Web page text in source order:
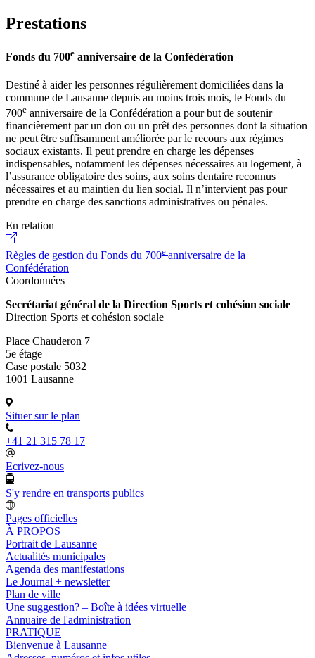
Prestations
Fonds du 700e anniversaire de la Confédération
Destiné à aider les personnes régulièrement domiciliées dans la
commune de Lausanne depuis au moins trois mois, le Fonds du
700e anniversaire de la Confédération a pour but de soutenir
financièrement par un don ou un prêt des personnes dont la situation
ne peut être suffisamment améliorée par le recours aux régimes
sociaux existants. Il peut prendre en charge les dépenses
indispensables, notamment les dépenses nécessaires au logement, à
l’assurance obligatoire des soins, aux soins dentaire reconnus
nécessaires et au maintien du lien social. Il n’intervient pas pour
prendre en charge des sanctions administratives ou pénales.
En relation
Règles de gestion du Fonds du 700e anniversaire de la
Confédération
Coordonnées
Secrétariat général de la Direction Sports et cohésion sociale
Direction Sports et cohésion sociale
Place Chauderon 7
5e étage
Case postale 5032
1001 Lausanne
Situer sur le plan
+41 21 315 78 17
Ecrivez-nous
S'y rendre en transports publics
Pages officielles
À PROPOS
Portrait de Lausanne
Actualités municipales
Agenda des manifestations
Le Journal + newsletter
Plan de ville
Une suggestion? – Boîte à idées virtuelle
Annuaire de l'administration
PRATIQUE
Bienvenue à Lausanne